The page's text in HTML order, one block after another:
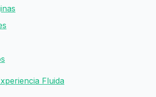
Fluida